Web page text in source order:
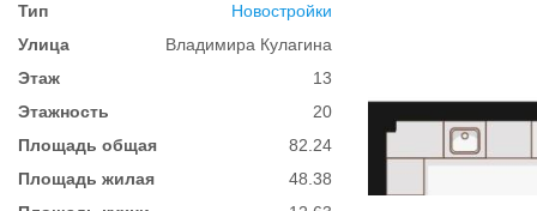
Тип
Новостройки
Улица
Владимира Кулагина
Этаж
13
Этажность
20
Площадь общая
82.24
Площадь жилая
48.38